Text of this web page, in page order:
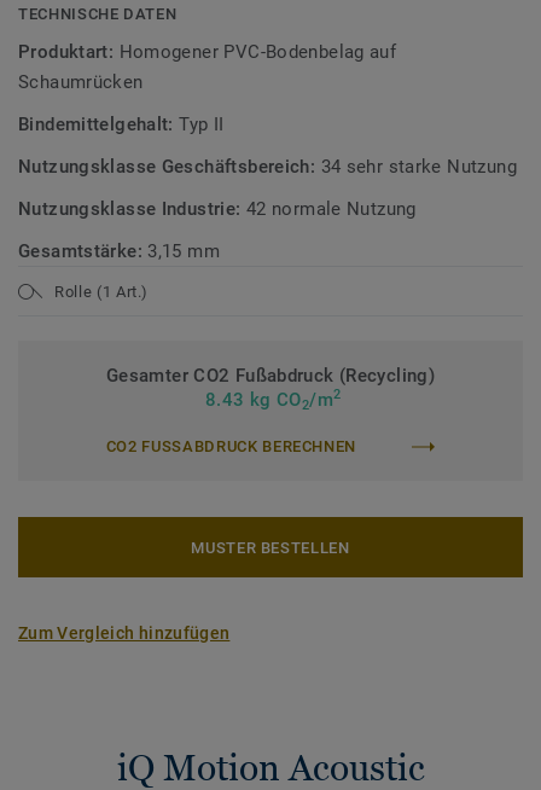
iQ Motion Acoustic ist auch als Kompaktvariante iQ
Motion ohne integrierte Trittschalldämmung verfügbar.
Diese Kollektion ist Teil unserer
TECHNISCHE DATEN
Produktart: Homogener PVC-Bodenbelag auf
Schaumrücken
Bindemittelgehalt:Typ II
Nutzungsklasse Geschäftsbereich: 34 sehr starke Nutzung
Nutzungsklasse Industrie: 42 normale Nutzung
Gesamtstärke: 3,15 mm
Rolle (1 Art.)
Gesamter CO2 Fußabdruck (Recycling)
8.43 kg CO2/m2
CO2 FUSSABDRUCK BERECHNEN
MUSTER BESTELLEN
Zum Vergleich hinzufügen
iQ Motion Acoustic